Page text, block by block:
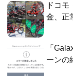
ドコ
金、正
「
ーンの